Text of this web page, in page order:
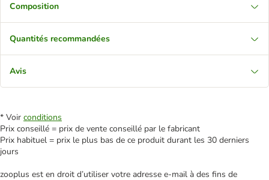
Composition
Quantités recommandées
Avis
* Voir conditions
Prix conseillé = prix de vente conseillé par le fabricant
Prix habituel = prix le plus bas de ce produit durant les 30 derniers
jours
zooplus est en droit d’utiliser votre adresse e‑mail à des fins de